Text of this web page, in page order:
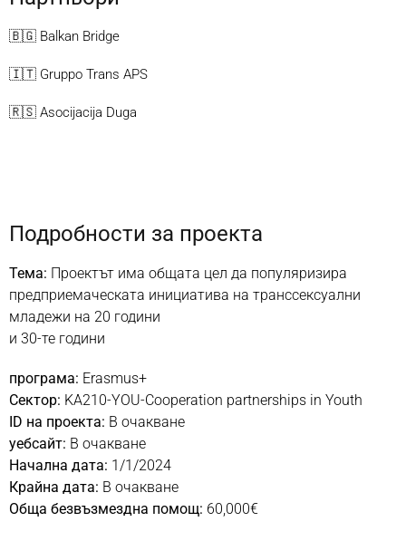
🇧🇬 Balkan Bridge
🇮🇹 Gruppo Trans APS
🇷🇸 Asocijacija Duga
Подробности за проекта
Тема: Проектът има общата цел да популяризира
предприемаческата инициатива на транссексуални
младежи на 20 години
и 30-те години
програма: Erasmus+
Сектор: KA210-YOU-Cooperation partnerships in Youth
ID на проекта: В очакване
уебсайт: В очакване
Начална дата: 1/1/2024
Крайна дата: В очакване
Обща безвъзмездна помощ: 60,000€